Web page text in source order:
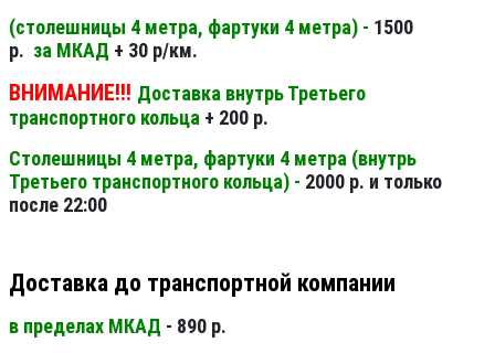
(столешницы 4 метра, фартуки 4 метра) - 1500
р. за МКАД + 30 р/км.
ВНИМАНИЕ!!! Доставка внутрь Третьего
транспортного кольца + 200 р.
Столешницы 4 метра, фартуки 4 метра (внутрь
Третьего транспортного кольца) - 2000 р. и только
после 22:00
Доставка до транспортной компании
в пределах МКАД - 890 р.